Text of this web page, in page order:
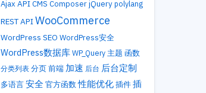
Ajax API CMS Composer jQuery polylang
REST APIWooCommerce
WordPress SEO WordPress安全
WordPress数据库 WP_Query 主题 函数
分类列表 分页 前端 加速 后台 后台定制
多语言 安全 官方函数性能优化 插件 插